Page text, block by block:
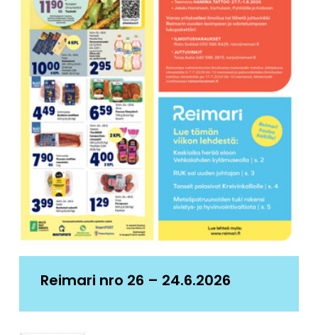
Reimari nro 26 – 24.6.2026